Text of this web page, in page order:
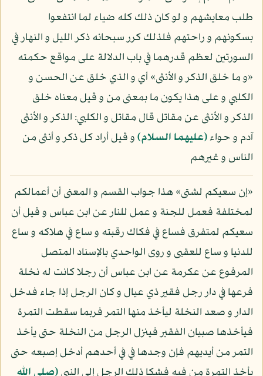
طلب معايشهم و لو كان ذلك كله ضياء لما انتفعوا
بسكونهم و راحتهم فلذلك كرر سبحانه ذكر الليل و النهار في
السورتين لعظم قدرهما في باب الدلالة على مواقع حكمته
«و ما خلق الذكر و الأنثى» أي و الذي خلق عن الحسن و
الكلبي و على هذا يكون ما بمعنى من و قيل معناه خلق
الذكر و الأنثى عن مقاتل قال مقاتل و الكلبي: الذكر و الأنثى
آدم و حواء(عليهما السلام)و قيل أراد كل ذكر و أنثى من
الناس و غيرهم
«إن سعيكم لشتى» هذا جواب القسم و المعنى أن أعمالكم
لمختلفة فعمل للجنة و عمل للنار عن ابن عباس و قيل أن
سعيكم لمتفرق فساع في فكاك رقبته و ساع في هلاكه و ساع
للدنيا و ساع للعقبى و روى الواحدي بالإسناد المتصل
المرفوع عن عكرمة عن ابن عباس أن رجلا كانت له نخلة
فرعها في دار رجل فقير ذي عيال و كان الرجل إذا جاء فدخل
الدار و صعد النخلة ليأخذ منها التمر فربما سقطت التمرة
فيأخذها صبيان الفقير فينزل الرجل من النخلة حتى يأخذ
التمر من أيديهم فإن وجدها في في أحدهم أدخل إصبعه حتى
يأخذ التمرة من فيه فشكا ذلك الرجل إلى النبي(صلى الله